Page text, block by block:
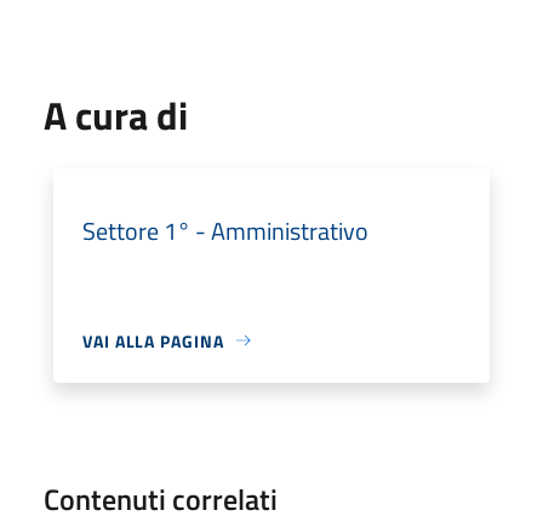
A cura di
Settore 1° - Amministrativo
VAI ALLA PAGINA
Contenuti correlati